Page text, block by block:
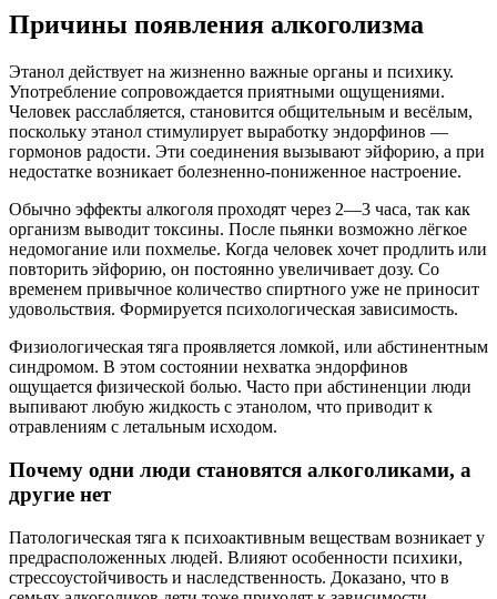
Причины появления алкоголизма
Этанол действует на жизненно важные органы и психику.
Употребление сопровождается приятными ощущениями.
Человек расслабляется, становится общительным и весёлым,
поскольку этанол стимулирует выработку эндорфинов —
гормонов радости. Эти соединения вызывают эйфорию, а при
недостатке возникает болезненно-пониженное настроение.
Обычно эффекты алкоголя проходят через 2—3 часа, так как
организм выводит токсины. После пьянки возможно лёгкое
недомогание или похмелье. Когда человек хочет продлить или
повторить эйфорию, он постоянно увеличивает дозу. Со
временем привычное количество спиртного уже не приносит
удовольствия. Формируется психологическая зависимость.
Физиологическая тяга проявляется ломкой, или абстинентным
синдромом. В этом состоянии нехватка эндорфинов
ощущается физической болью. Часто при абстиненции люди
выпивают любую жидкость с этанолом, что приводит к
отравлениям с летальным исходом.
Почему одни люди становятся алкоголиками, а
другие нет
Патологическая тяга к психоактивным веществам возникает у
предрасположенных людей. Влияют особенности психики,
стрессоустойчивость и наследственность. Доказано, что в